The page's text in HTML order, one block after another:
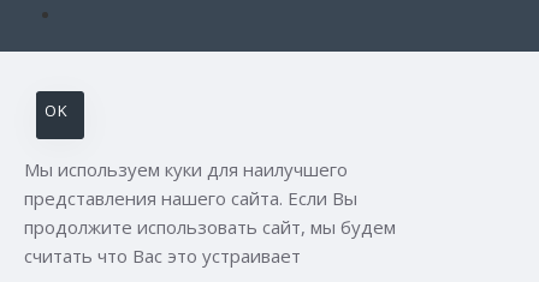
OK
Мы используем куки для наилучшего
представления нашего сайта. Если Вы
продолжите использовать сайт, мы будем
считать что Вас это устраивает